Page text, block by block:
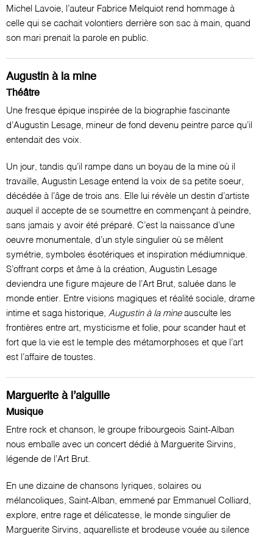
Michel Lavoie, l’auteur Fabrice Melquiot rend hommage à
celle qui se cachait volontiers derrière son sac à main, quand
son mari prenait la parole en public.
Augustin à la mine
Théâtre
Une fresque épique inspirée de la biographie fascinante
d’Augustin Lesage, mineur de fond devenu peintre parce qu’il
entendait des voix.
Un jour, tandis qu’il rampe dans un boyau de la mine où il
travaille, Augustin Lesage entend la voix de sa petite soeur,
décédée à l’âge de trois ans. Elle lui révèle un destin d’artiste
auquel il accepte de se soumettre en commençant à peindre,
sans jamais y avoir été préparé. C’est la naissance d’une
oeuvre monumentale, d’un style singulier où se mêlent
symétrie, symboles ésotériques et inspiration médiumnique.
S’offrant corps et âme à la création, Augustin Lesage
deviendra une figure majeure de l’Art Brut, saluée dans le
monde entier. Entre visions magiques et réalité sociale, drame
intime et saga historique, Augustin à la mine ausculte les
frontières entre art, mysticisme et folie, pour scander haut et
fort que la vie est le temple des métamorphoses et que l’art
est l’affaire de toustes.
Marguerite à l’aiguille
Musique
Entre rock et chanson, le groupe fribourgeois Saint-Alban
nous emballe avec un concert dédié à Marguerite Sirvins,
légende de l’Art Brut.
En une dizaine de chansons lyriques, solaires ou
mélancoliques, Saint-Alban, emmené par Emmanuel Colliard,
explore, entre rage et délicatesse, le monde singulier de
Marguerite Sirvins, aquarelliste et brodeuse vouée au silence